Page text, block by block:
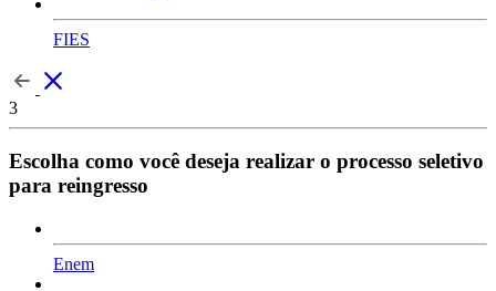
FIES
3
Escolha como você deseja realizar o processo seletivo
para reingresso
Enem